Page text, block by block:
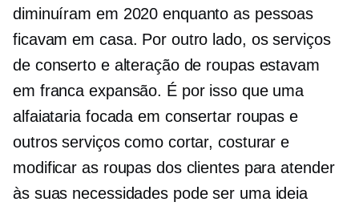
diminuíram em 2020 enquanto as pessoas
ficavam em casa. Por outro lado, os serviços
de conserto e alteração de roupas estavam
em franca expansão. É por isso que uma
alfaiataria focada em consertar roupas e
outros serviços como cortar, costurar e
modificar as roupas dos clientes para atender
às suas necessidades pode ser uma ideia